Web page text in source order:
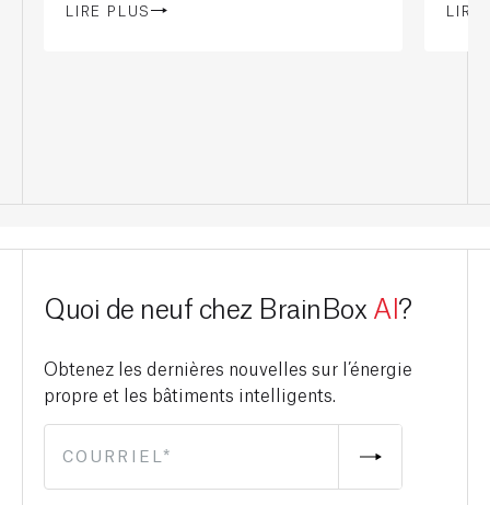
LIRE PLUS LIRE
Quoi de neuf chez BrainBox AI?
Obtenez les dernières nouvelles sur l’énergie
propre et les bâtiments intelligents.